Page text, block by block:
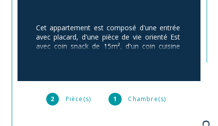
2 Pièce(s) 1 Chambre(s)
Cet appartement est composé d'une entrée
avec placard, d'une pièce de vie orienté Est
avec coin snack de 15m², d'un coin cuisine
L'appartement sera vendu libre de toute
occupation. La locataire actuellement en